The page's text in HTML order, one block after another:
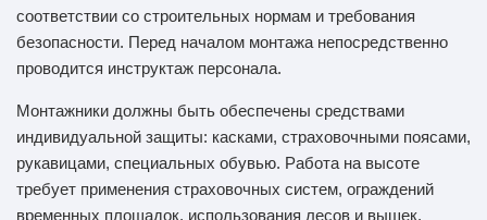
соответствии со строительных нормам и требования
безопасности. Перед началом монтажа непосредственно
проводится инструктаж персонала.
Монтажники должны быть обеспечены средствами
индивидуальной защиты: касками, страховочными поясами,
рукавицами, специальных обувью. Работа на высоте
требует применения страховочных систем, ограждений
временных площадок, использования лесов и вышек,